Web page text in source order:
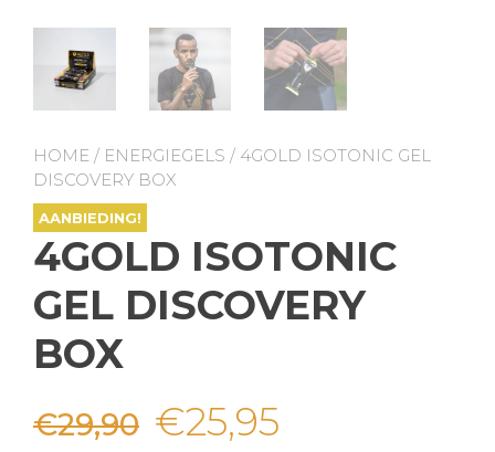
HOME / ENERGIEGELS / 4GOLD ISOTONIC GEL
DISCOVERY BOX
AANBIEDING!
4GOLD ISOTONIC
GEL DISCOVERY
BOX
€29,90 Oorspronkelijke
€25,95